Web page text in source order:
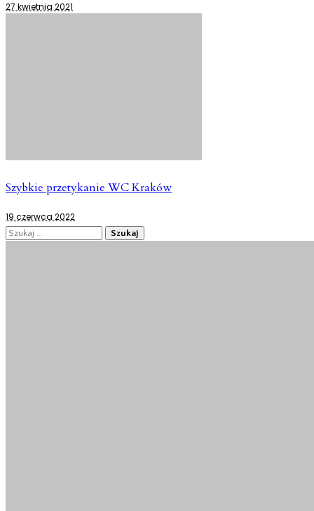
27 kwietnia 2021
Szybkie przetykanie WC Kraków
19 czerwca 2022
Szukaj: